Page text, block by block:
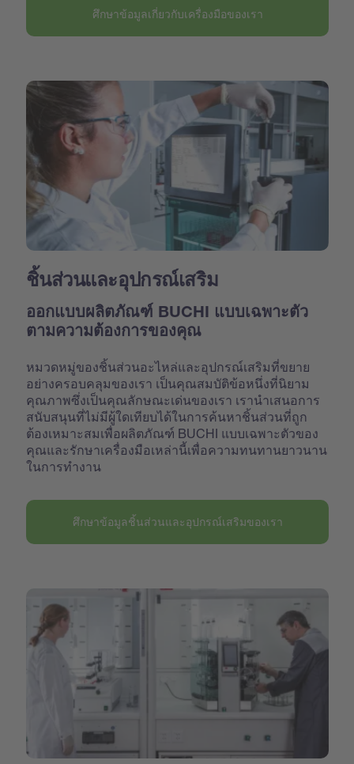
ศึกษาข้อมูลเกี่ยวกับเครื่องมือของเรา
ชิ้นส่วนและอุปกรณ์เสริม
ออกแบบผลิตภัณฑ์ BUCHI แบบเฉพาะตัว
ตามความต้องการของคุณ
หมวดหมู่ของชิ้นส่วนอะไหล่และอุปกรณ์เสริมที่ขยาย
อย่างครอบคลุมของเรา เป็นคุณสมบัติข้อหนึ่งที่นิยาม
คุณภาพซึ่งเป็นคุณลักษณะเด่นของเรา เรานำเสนอการ
สนับสนุนที่ไม่มีผู้ใดเทียบได้ในการค้นหาชิ้นส่วนที่ถูก
ต้องเหมาะสมเพื่อผลิตภัณฑ์ BUCHI แบบเฉพาะตัวของ
คุณและรักษาเครื่องมือเหล่านี้เพื่อความทนทานยาวนาน
ในการทำงาน
ศึกษาข้อมูลชิ้นส่วนและอุปกรณ์เสริมของเรา